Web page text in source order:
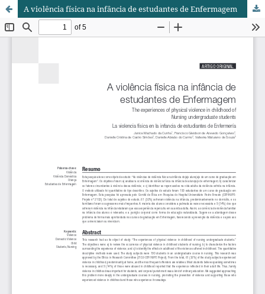
A violência física na infância de estudantes de Enfermagem